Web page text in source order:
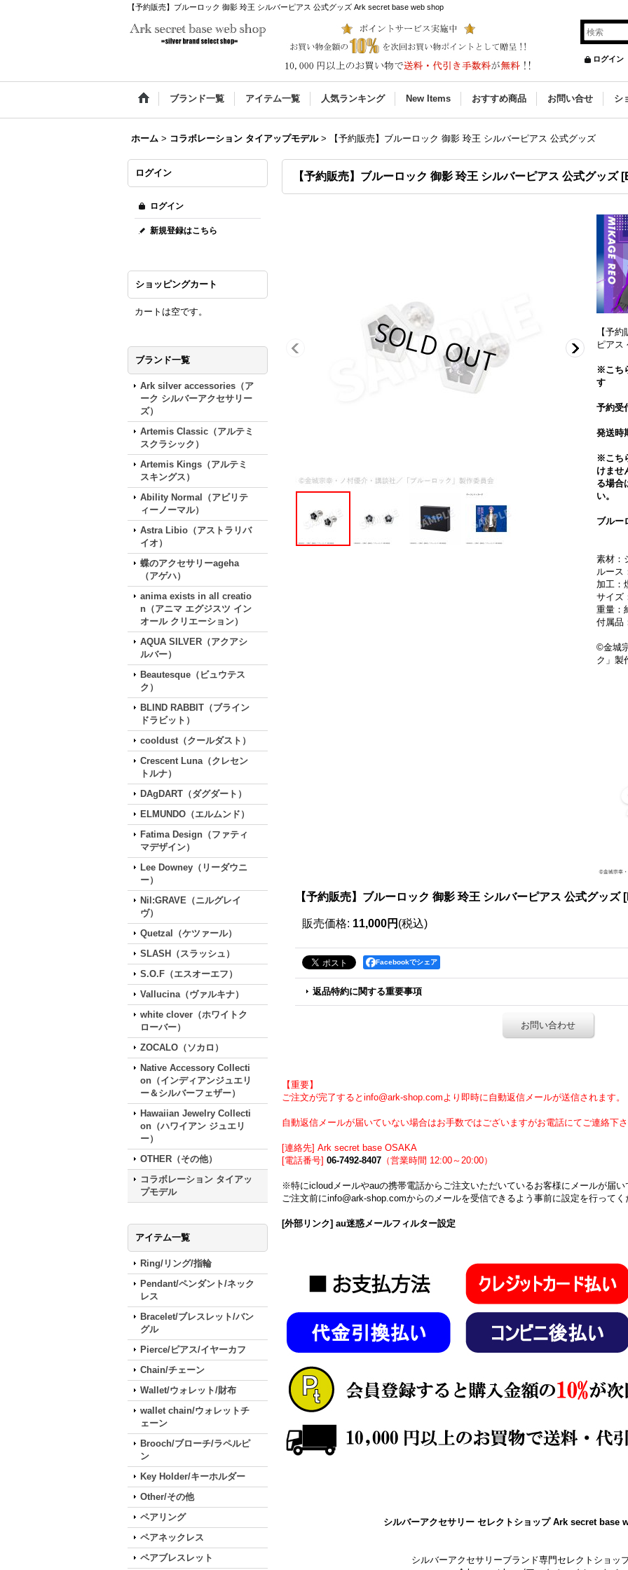
【予約販売】ブルーロック 御影 玲王 シルバーピアス 公式グッズ Ark secret base web shop
ログイン
ブランド一覧 アイテム一覧 人気ランキング New Items おすすめ商品 お問い合せ シ
ホーム > コラボレーション タイアップモデル > 【予約販売】ブルーロック 御影 玲王 シルバーピアス 公式グッズ
ログイン
ログイン
新規登録はこちら
ショッピングカート
カートは空です。
ブランド一覧
Ark silver accessories（ア
ーク シルバーアクセサリー
ズ）
Artemis Classic（アルテミ
スクラシック）
Artemis Kings（アルテミ
スキングス）
Ability Normal（アビリテ
ィーノーマル）
Astra Libio（アストラリバ
イオ）
蝶のアクセサリーageha
（アゲハ）
anima exists in all creatio
n（アニマ エグジスツ イン
オール クリエーション）
AQUA SILVER（アクアシ
ルバー）
Beautesque（ビュウテス
ク）
BLIND RABBIT（ブライン
ドラビット）
cooldust（クールダスト）
Crescent Luna（クレセン
トルナ）
DAgDART（ダグダート）
ELMUNDO（エルムンド）
Fatima Design（ファティ
マデザイン）
Lee Downey（リーダウニ
ー）
Nil:GRAVE（ニルグレイ
ヴ）
Quetzal（ケツァール）
SLASH（スラッシュ）
S.O.F（エスオーエフ）
Vallucina（ヴァルキナ）
white clover（ホワイトク
ローバー）
ZOCALO（ソカロ）
Native Accessory Collecti
on（インディアンジュエリ
ー＆シルバーフェザー）
Hawaiian Jewelry Collecti
on（ハワイアン ジュエリ
ー）
OTHER（その他）
コラボレーション タイアッ
プモデル
アイテム一覧
Ring/リング/指輪
Pendant/ペンダント/ネック
レス
Bracelet/ブレスレット/バン
グル
Pierce/ピアス/イヤーカフ
Chain/チェーン
Wallet/ウォレット/財布
wallet chain/ウォレットチ
ェーン
Brooch/ブローチ/ラペルピ
ン
Key Holder/キーホルダー
Other/その他
ペアリング
ペアネックレス
ペアブレスレット
【予約販売】ブルーロック 御影 玲王 シルバーピアス 公式グッズ [
【予
ピアス
※こち
す
予約受
発送時
※こち
けませ
る場合
い。
ブルー
素材：
ルース
加工：
サイズ
重量：
付属品
©金城
ク」製
【予約販売】ブルーロック 御影 玲王 シルバーピアス 公式グッズ [
販売価格: 11,000円 (税込)
Facebookでシェア
返品特約に関する重要事項
お問い合わせ
【重要】
ご注文が完了するとinfo@ark-shop.comより即時に自動返信メールが送信されます。
自動返信メールが届いていない場合はお手数ではございますがお電話にてご連絡下
[連絡先] Ark secret base OSAKA
[電話番号] 06-7492-8407 （営業時間 12:00～20:00）
※特にicloudメールやauの携帯電話からご注文いただいているお客様にメールが届
ご注文前にinfo@ark-shop.comからのメールを受信できるよう事前に設定を行ってく
[外部リンク] au迷惑メールフィルター設定
シルバーアクセサリー セレクトショップ Ark secret base
シルバーアクセサリーブランド専門セレクトショ